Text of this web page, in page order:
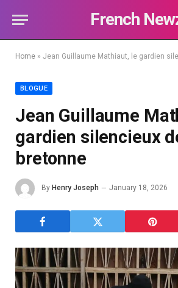
French
Home » Jean Guillaume Mathiaut, le gardien
BLOGUE
Jean Guillaume
gardien silencieux
bretonne
By Henry Joseph January 18, 2026